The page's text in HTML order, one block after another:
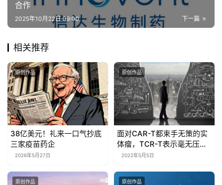
合作
下一篇
2025年10月22日 09:00
相关推荐
原创作品
38亿美元！礼来一口气抄底
三家疫苗药企
2026年5月27日
原创作品
面对CAR-T都束手无策的实
体瘤，TCR-T表示毫无压
力，中国多家企业已积极布
2022年5月5日
原创作品 原创作品